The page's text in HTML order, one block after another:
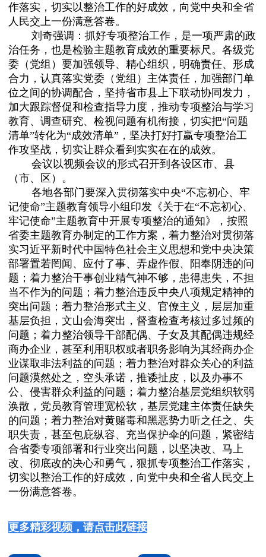
作落实，切实以整治工作的好成效，向党中央和全省
人民交上一份满意答卷。
刘奇强调：抓好专项整治工作，是一项严肃的政
治任务，也是检验主题教育成效的重要标尺。各级党
委（党组）要加强领导、精心组织，明确责任、形成
合力，认真落实党委（党组）主体责任，加强部门单
位之间的协调配合，坚持省市县上下联动协同发力，
加大跟踪督促和检查指导力度，推动专项整治与学习
教育、调查研究、检视问题有机衔接，切实把“问题
清单”转化为“成效清单”，坚决打好打赢专项整治工
作攻坚战，切实让群众看到实实在在的成效。
会议以视频会议的形式召开到各设区市、县
（市、区）。
各地各部门要深入贯彻落实中央“不忘初心、牢
记使命”主题教育领导小组印发《关于在“不忘初心、
牢记使命”主题教育中开展专项整治的通知》，按照
省委主题教育办制定的工作方案，着力整治对贯彻落
实习近平新时代中国特色社会主义思想和党中央决策
部署置若罔闻、应付了事、弄虚作假、阳奉阴违的问
题；着力整治干事创业精气神不够，患得患失，不担
当不作为的问题；着力整治违反中央八项规定精神的
突出问题；着力整治形式主义、官僚主义，层层加重
基层负担，文山会海突出，督查检查考核过多过频的
问题；着力整治领导干部配偶、子女及其配偶违规经
商办企业，甚至利用职权或者职务影响为其经商办企
业谋取非法利益的问题；着力整治对群众关心的利益
问题漠然处之，空头承诺，推诿扯皮，以及办事不
公、侵害群众利益的问题；着力整治基层党组织软弱
涣散，党员教育管理宽松软，基层党建主体责任缺失
的问题；着力整治对黄赌毒和黑恶势力听之任之、失
职失责，甚至包庇纵容、充当保护伞的问题，紧密结
合省委专项部署和行业突出问题，以坚决改、马上
改、彻底改的决心和勇气，狠抓专项整治工作落实，
切实以整治工作的好成效，向党中央和全省人民交上
一份满意答卷。
更多精彩视频，请点击此链接